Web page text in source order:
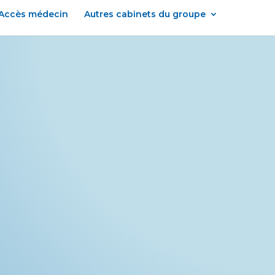
médecin Autres cabinets du groupe